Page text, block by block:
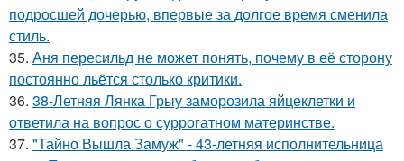
подросшей дочерью, впервые за долгое время сменила
стиль.
35. Аня пересильд не может понять, почему в её сторону
постоянно льётся столько критики.
36. 38-Летняя Лянка Грыу заморозила яйцеклетки и
ответила на вопрос о суррогатном материнстве.
37. "Тайно Вышла Замуж" - 43-летняя исполнительница